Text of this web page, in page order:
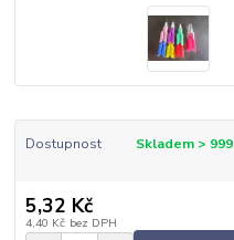
Dostupnost Skladem > 999
5,32 Kč
4,40 Kč bez DPH